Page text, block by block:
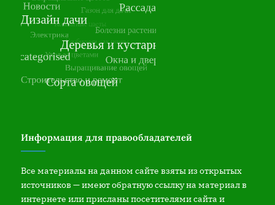
Информация для правообладателей
Все материалы на данном сайте взяты из открытых
источников — имеют обратную ссылку на материал в
интернете или присланы посетителями сайта и